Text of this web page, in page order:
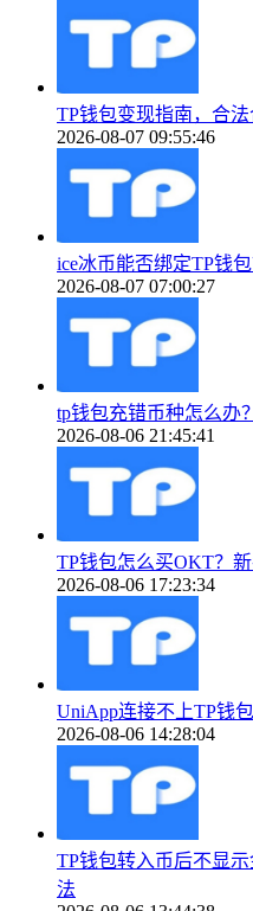
TP钱包变现指南，合
2026-08-07 09:55:46
ice冰币能否绑定TP钱
2026-08-07 07:00:27
tp钱包充错币种怎么办
2026-08-06 21:45:41
TP钱包怎么买OKT？
2026-08-06 17:23:34
UniApp连接不上TP钱
2026-08-06 14:28:04
TP钱包转入币后不显
法